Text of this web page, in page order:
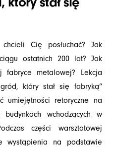
Cię posłuchać? Jak
ostatnich 200 lat? Jak
fabryce metalowej? Lekcja
który stał się fabryką”
umiejętności retoryczne na
wchodzących w
części warsztatowej
wystąpienia na podstawie